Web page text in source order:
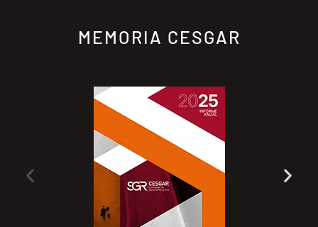
MEMORIA CESGAR